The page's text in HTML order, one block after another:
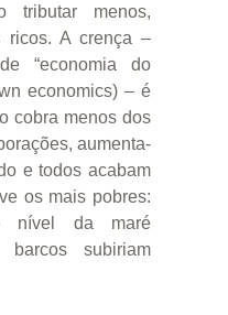
tributar menos,
ricos. A crença –
“economia do
economics) – é
cobra menos dos
aumenta-
e todos acabam
os mais pobres:
nível da maré
subiriam